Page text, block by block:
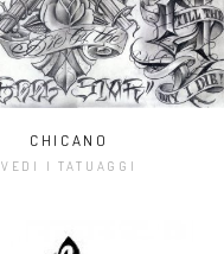
CHICANO
VEDI I TATUAGGI